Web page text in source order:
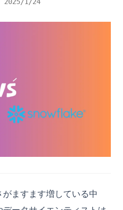
比率を表現
作成するか？最高のオンライン
ください
ません」というエラーの修正方
つかりません」というエラーの
ておくべきこと
を修正する方法
learnでハイパーパラメータのチ
5 examples of common
Plot: bbox_to_anchor
Guide to Adding and
Axes vs secondary_yaxis
Pandas to SQL Made
6 Best Methods (2025
on DataFrames and
DataFrameを変換する
を連結する方法
単なクロス集計表を作成する方
い: 実践クリーニングレシピ
：DataFrame 操作の
回正しいJoinを選ぶ
から効率的にカラムを削
Growth with InstaPy Python
(Windows, macOS, Linux)
(nbconvert, VS Code, Colab)
(nbconvert, VSCode, Colab)
(with a Specific Python
DataFrame
可能なクラスター付きヒートマ
成方法: 全面的なガイド
方程式：例を用いた式の理解
しいRパッケージ
指標による比較分析
で分布プロットを作成する
でボックスプロットを作
タム分布プロットの作成方法
してPythonでのデータ可視化
App and Host on Cloud
on Port 80
A Quick Guide
を実行できますか？ 調べてみ
Latest Features and
the Power of Data
リのパワーを解き放て
ますます増している中